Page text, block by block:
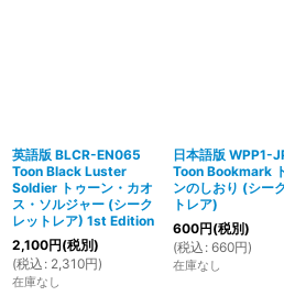
英語版 BLCR-EN065
Toon Black Luster
Soldier トゥーン・カオ
ス・ソルジャー (シーク
レットレア) 1st Edition
2,100円(税別)
(税込 : 2,310円)
在庫なし
日本語版 WPP1-
Toon Bookmark
ンのしおり (シー
トレア)
600円(税別)
(税込 : 660円)
在庫なし